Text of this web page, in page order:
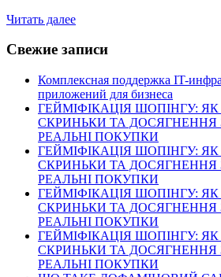
Читать далее
Свежие записи
Комплексная поддержка IT-
приложений для бизнеса
ГЕЙМІФІКАЦІЯ ШОПІНГУ: ЯК
СКРИНЬКИ ТА
РЕАЛЬНІ ПОКУПКИ
ГЕЙМІФІКАЦІЯ ШОПІНГУ: ЯК
СКРИНЬКИ ТА
РЕАЛЬНІ ПОКУПКИ
ГЕЙМІФІКАЦІЯ ШОПІНГУ: ЯК
СКРИНЬКИ ТА
РЕАЛЬНІ ПОКУПКИ
ГЕЙМІФІКАЦІЯ ШОПІНГУ: ЯК
СКРИНЬКИ ТА
РЕАЛЬНІ ПОКУПКИ